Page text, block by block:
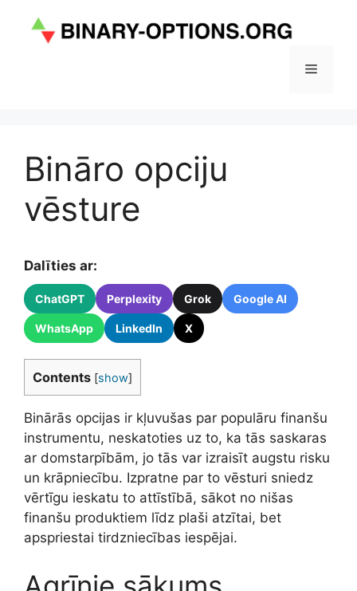
Izvēlne
Bināro opciju
vēsture
Dalīties ar:
ChatGPT Perplexity Grok Google AI
WhatsApp LinkedIn X
Contents [show]
Binārās opcijas ir kļuvušas par populāru finanšu
instrumentu, neskatoties uz to, ka tās saskaras
ar domstarpībām, jo ​​tās var izraisīt augstu risku
un krāpniecību. Izpratne par to vēsturi sniedz
vērtīgu ieskatu to attīstībā, sākot no nišas
finanšu produktiem līdz plaši atzītai, bet
apspriestai tirdzniecības iespējai.